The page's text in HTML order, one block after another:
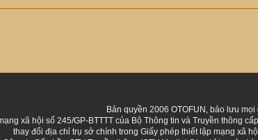
Bản quyền 2006 OTOFUN, bảo lưu
xã hội số 245/GP-BTTTT của Bộ Thông tin và Truyền thông
thay đổi địa chỉ trụ sở chính trong Giấy phép thiết lập mạng xã